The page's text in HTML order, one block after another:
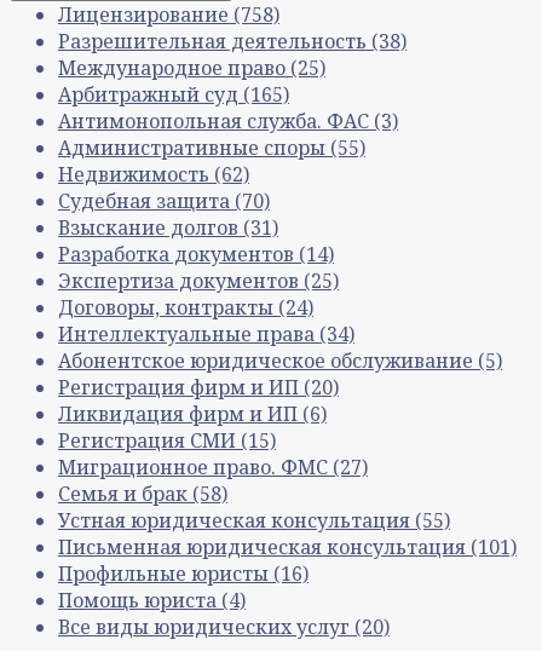
Лицензирование (758)
Разрешительная деятельность (38)
Международное право (25)
Арбитражный суд (165)
Антимонопольная служба. ФАС (3)
Административные споры (55)
Недвижимость (62)
Судебная защита (70)
Взыскание долгов (31)
Разработка документов (14)
Экспертиза документов (25)
Договоры, контракты (24)
Интеллектуальные права (34)
Абонентское юридическое обслуживание (5)
Регистрация фирм и ИП (20)
Ликвидация фирм и ИП (6)
Регистрация СМИ (15)
Миграционное право. ФМС (27)
Семья и брак (58)
Устная юридическая консультация (55)
Письменная юридическая консультация (101)
Профильные юристы (16)
Помощь юриста (4)
Все виды юридических услуг (20)